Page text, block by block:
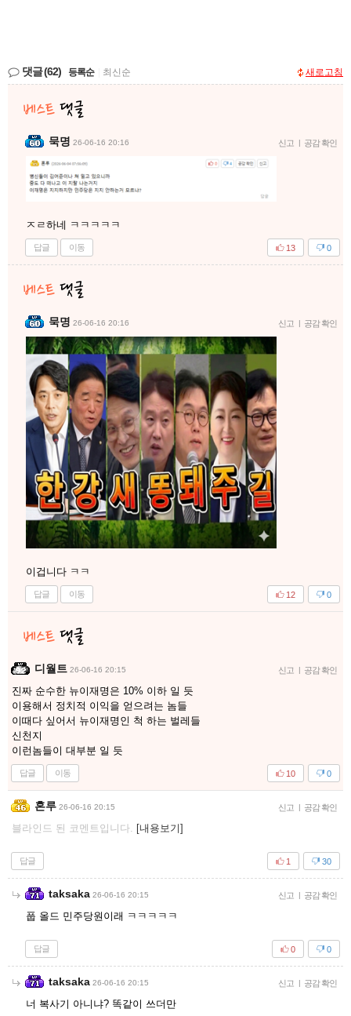
댓글(62) 등록순 최신순 새로고침
묵명 26-06-16 20:16 신고 공감 확인
ㅈㄹ하네 ㅋㅋㅋㅋㅋ
답글 이동 0
13
묵명 26-06-16 20:16 신고 | 공감 확인
이겁니다 ㅋㅋ
답글 이동 0
12
디월트 26-06-16 20:15 신고 공감 확인
진짜 순수한 뉴이재명은 10% 이하 일 듯
이용해서 정치적 이익을 얻으려는 놈들
이때다 싶어서 뉴이재명인 척 하는 벌레들
신천지
이런놈들이 대부분 일 듯
답글 이동 0
10
혼루 26-06-16 20:15 신고 공감 확인
블라인드 된 코멘트입니다. [내용보기]
답글 30
1
taksaka 26-06-16 20:15 신고 공감 확인
풉 올드 민주당원이래 ㅋㅋㅋㅋㅋ
답글 0
0
taksaka 26-06-16 20:15 신고 공감 확인
너 복사기 아니냐? 똑같이 쓰더만